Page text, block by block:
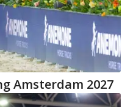
Amsterdam 2027